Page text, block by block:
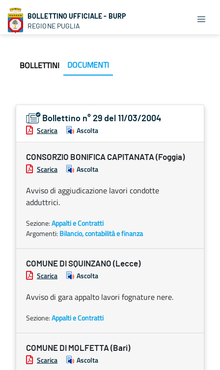
BOLLETTINO UFFICIALE - BURP
REGIONE PUGLIA
BOLLETTINI DOCUMENTI
Bollettino n° 29 del 11/03/2004
Scarica Ascolta
CONSORZIO BONIFICA CAPITANATA (Foggia)
Scarica Ascolta
Avviso di aggiudicazione lavori condotte
adduttrici.
Sezione:Appalti e Contratti
Argomenti: Bilancio, contabilità e finanza
COMUNE DI SQUINZANO (Lecce)
Scarica Ascolta
Avviso di gara appalto lavori fognature nere.
Sezione:Appalti e Contratti
COMUNE DI MOLFETTA (Bari)
Scarica Ascolta